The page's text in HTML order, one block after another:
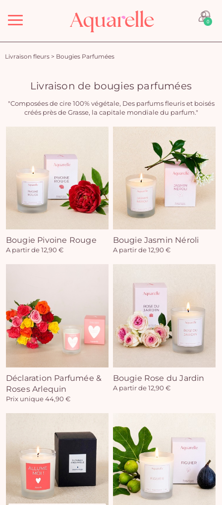
Menu 0
Livraison fleurs > Bougies Parfumées
Livraison de bougies parfumées
"Composées de cire 100% végétale, Des parfums fleuris et boisés
créés près de Grasse, la capitale mondiale du parfum."
Bougie Pivoine Rouge
A partir de 12,90 €
Bougie Jasmin Néroli
A partir de 12,90 €
Déclaration Parfumée &
Roses Arlequin
Prix unique 44,90 €
Bougie Rose du Jardin
A partir de 12,90 €